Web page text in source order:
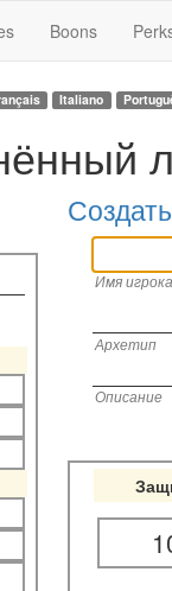
Boons
Italiano
Имя игрока
Архетип
Описание